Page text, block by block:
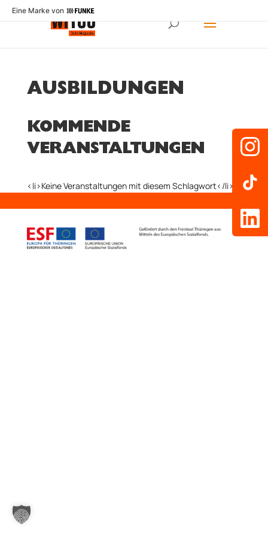
Eine Marke von
AUSBILDUNGEN
KOMMENDE
VERANSTALTUNGEN
<li>Keine Veranstaltungen mit diesem Schlagwort</li>